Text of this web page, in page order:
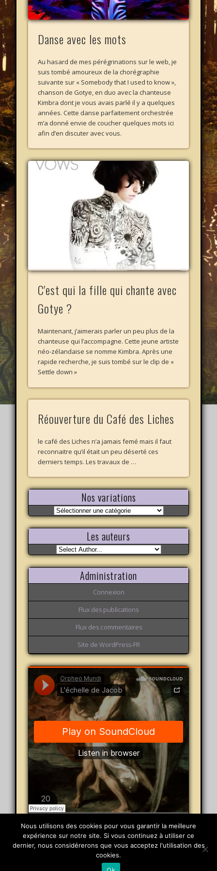
Danse avec les mots
Au hasard de mes pérégrinations sur le web, je
suis tombé amoureux de la chorégraphie
suivante sur « Somebody that I used to know »,
chanson de Gotye, en duo avec la chanteuse
Kimbra dont je vous avais parlé il y a quelques
années. Cette danse parfaitement orchestrée
m’a donné envie de coucher quelques mots ici
afin d’en discuter avec vous.
C'est qui la fille qui chante avec
Gotye ?
Maintenant, j’aimerais parler un peu plus de la
chanteuse qui l’accompagne. Cette jeune artiste
néo-zélandaise se nomme Kimbra. Après une
rapide recherche, je suis tombé sur le clip de «
Settle down »
Réouverture du Café des Liches
le café des Liches n’a jamais femé mais il faut
reconnaitre qu’il était un peu déserté ces
derniers temps. Les travaux de …
Nos variations
Nos
variations
Les auteurs
Administration
Connexion
Flux des publications
Flux des commentaires
Site de WordPress-FR
© 2026 Orpheo Mundi
by
Nous utilisons des cookies pour vous garantir la meilleure
expérience sur notre site. Si vous continuez à utiliser ce
dernier, nous considérerons que vous acceptez l'utilisation des
cookies.